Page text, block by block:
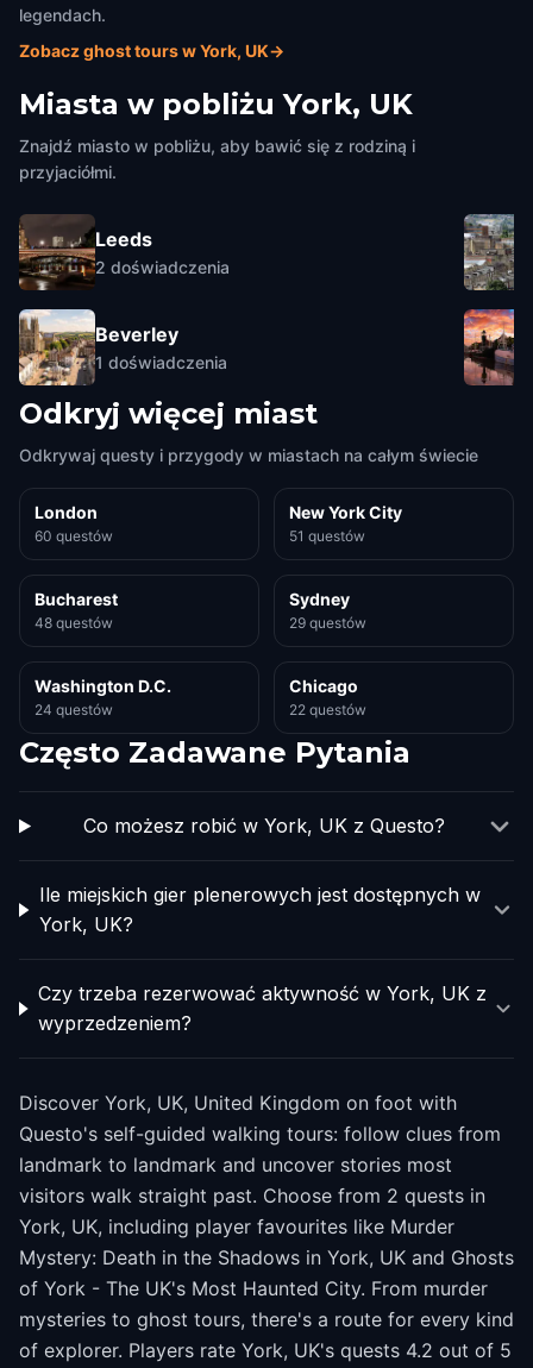
legendach.
Zobacz ghost tours w York, UK→
Miasta w pobliżu York, UK
Znajdź miasto w pobliżu, aby bawić się z rodziną i
przyjaciółmi.
Leeds
2 doświadczenia
Beverley
1 doświadczenia
Odkryj więcej miast
Odkrywaj questy i przygody w miastach na całym świecie
London
60 questów
New York City
51 questów
Bucharest
48 questów
Sydney
29 questów
Washington D.C.
24 questów
Chicago
22 questów
Często Zadawane Pytania
Co możesz robić w York, UK z Questo?
Ile miejskich gier plenerowych jest dostępnych w
York, UK?
Czy trzeba rezerwować aktywność w York, UK z
wyprzedzeniem?
Discover York, UK, United Kingdom on foot with
Questo's self-guided walking tours: follow clues from
landmark to landmark and uncover stories most
visitors walk straight past. Choose from 2 quests in
York, UK, including player favourites like Murder
Mystery: Death in the Shadows in York, UK and Ghosts
of York - The UK's Most Haunted City. From murder
mysteries to ghost tours, there's a route for every kind
of explorer. Players rate York, UK's quests 4.2 out of 5